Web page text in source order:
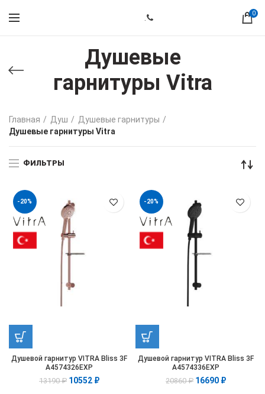
0
Душевые
гарнитуры Vitra
Главная Душ
Душевые гарнитуры
Душевые гарнитуры Vitra
ФИЛЬТРЫ
-20%
Душевой гарнитур VITRA Bliss 3F
A4574326EXP
13190₽ 10552 ₽
-20%
Душевой гарнитур VITRA Bliss 3F
A4574336EXP
20860₽ 16690 ₽